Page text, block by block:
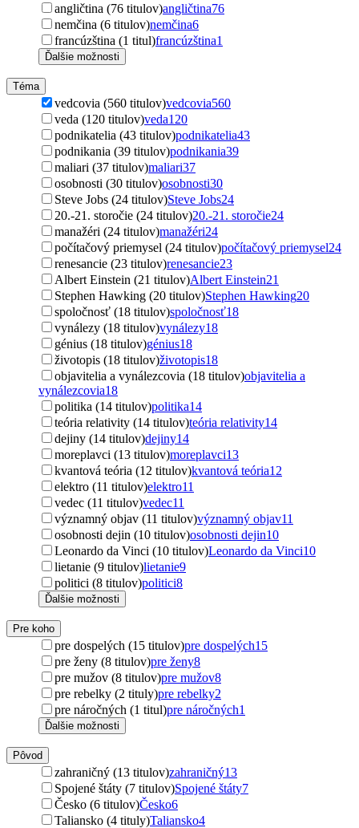
angličtina (76 titulov)angličtina76
nemčina (6 titulov)nemčina6
francúzština (1 titul)francúzština1
Ďalšie možnosti
Téma
vedcovia (560 titulov)vedcovia560
veda (120 titulov)veda120
podnikatelia (43 titulov)podnikatelia43
podnikania (39 titulov)podnikania39
maliari (37 titulov)maliari37
osobnosti (30 titulov)osobnosti30
Steve Jobs (24 titulov)Steve Jobs24
20.-21. storočie (24 titulov)20.-21. storočie24
manažéri (24 titulov)manažéri24
počítačový priemysel (24 titulov)počítačový priemysel24
renesancie (23 titulov)renesancie23
Albert Einstein (21 titulov)Albert Einstein21
Stephen Hawking (20 titulov)Stephen Hawking20
spoločnosť (18 titulov)spoločnosť18
vynálezy (18 titulov)vynálezy18
génius (18 titulov)génius18
životopis (18 titulov)životopis18
objavitelia a vynálezcovia (18 titulov)objavitelia a
vynálezcovia18
politika (14 titulov)politika14
teória relativity (14 titulov)teória relativity14
dejiny (14 titulov)dejiny14
moreplavci (13 titulov)moreplavci13
kvantová teória (12 titulov)kvantová teória12
elektro (11 titulov)elektro11
vedec (11 titulov)vedec11
významný objav (11 titulov)významný objav11
osobnosti dejin (10 titulov)osobnosti dejin10
Leonardo da Vinci (10 titulov)Leonardo da Vinci10
lietanie (9 titulov)lietanie9
politici (8 titulov)politici8
Ďalšie možnosti
Pre koho
pre dospelých (15 titulov)pre dospelých15
pre ženy (8 titulov)pre ženy8
pre mužov (8 titulov)pre mužov8
pre rebelky (2 tituly)pre rebelky2
pre náročných (1 titul)pre náročných1
Ďalšie možnosti
Pôvod
zahraničný (13 titulov)zahraničný13
Spojené štáty (7 titulov)Spojené štáty7
Česko (6 titulov)Česko6
Taliansko (4 tituly)Taliansko4